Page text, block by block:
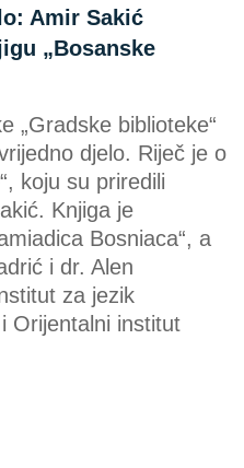
Amir Sakić
„Bosanske
„Gradske biblioteke“
djelo. Riječ je o
koju su priredili
Knjiga je
Bosniaca“, a
i dr. Alen
za jezik
Orijentalni institut